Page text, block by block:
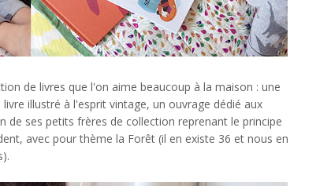
de livres que l'on aime beaucoup à la maison : une
illustré à l'esprit vintage, un ouvrage dédié aux
de ses petits frères de collection reprenant le principe
avec pour thème la Forêt (il en existe 36 et nous en